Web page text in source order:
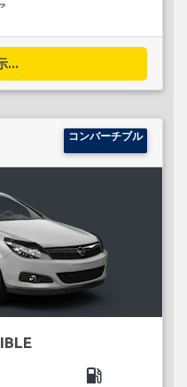
...
コンバーチブル
local_gas_station